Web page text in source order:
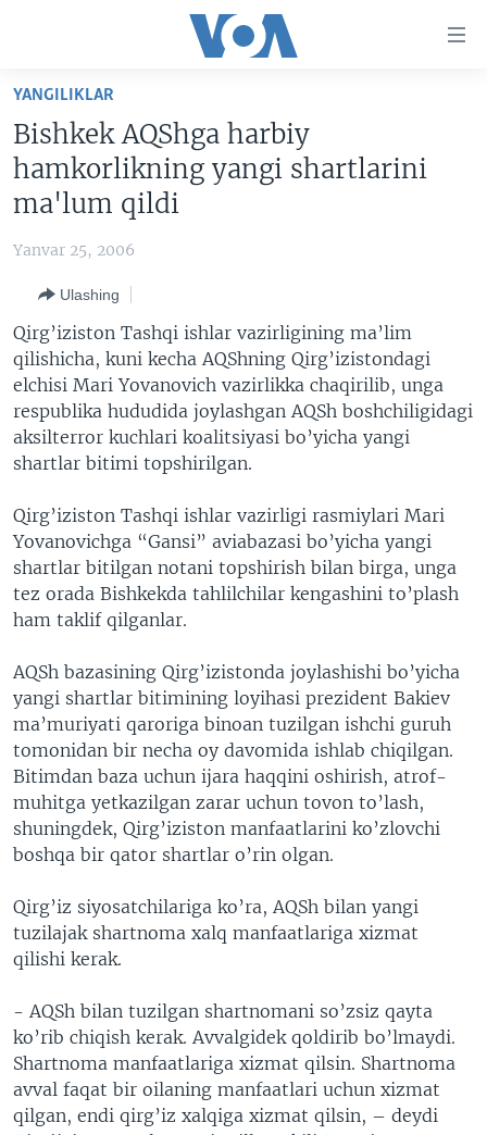
Boshiga
qayting
Qidiruvga
o'ting
AMERIKA
MARKAZIY OSIYO
AMERIKA MANZARALARI
XALQARO HAYOT
VASHINGTON CHOYXONASI
MOBIL-SALOM!
VIDEO
XABARLAR SURATLARDA
IJTIMOIY TARMOQLAR
FACEBOOK
YOUTUBE
INSTAGRAM
ODNOKLASSNIKI
TELEGRAM
TWITTER
SOUNDCLOUD
INGLIZ TILI DARSLARI
EDITORIAL
VOA
YANGILIKLAR
Bishkek AQShga harbiy
hamkorlikning yangi shartlarini
ma'lum qildi
Yanvar 25, 2006
Ulashing
Qirg’iziston Tashqi ishlar vazirligining ma’lim
qilishicha, kuni kecha AQShning Qirg’izistondagi
elchisi Mari Yovanovich vazirlikka chaqirilib, unga
respublika hududida joylashgan AQSh boshchiligidagi
aksilterror kuchlari koalitsiyasi bo’yicha yangi
shartlar bitimi topshirilgan.
Qirg’iziston Tashqi ishlar vazirligi rasmiylari Mari
Yovanovichga “Gansi” aviabazasi bo’yicha yangi
shartlar bitilgan notani topshirish bilan birga, unga
tez orada Bishkekda tahlilchilar kengashini to’plash
ham taklif qilganlar.
AQSh bazasining Qirg’izistonda joylashishi bo’yicha
yangi shartlar bitimining loyihasi prezident Bakiev
ma’muriyati qaroriga binoan tuzilgan ishchi guruh
tomonidan bir necha oy davomida ishlab chiqilgan.
Bitimdan baza uchun ijara haqqini oshirish, atrof-
muhitga yetkazilgan zarar uchun tovon to’lash,
shuningdek, Qirg’iziston manfaatlarini ko’zlovchi
boshqa bir qator shartlar o’rin olgan.
Qirg’iz siyosatchilariga ko’ra, AQSh bilan yangi
tuzilajak shartnoma xalq manfaatlariga xizmat
qilishi kerak.
- AQSh bilan tuzilgan shartnomani so’zsiz qayta
ko’rib chiqish kerak. Avvalgidek qoldirib bo’lmaydi.
Shartnoma manfaatlariga xizmat qilsin. Shartnoma
avval faqat bir oilaning manfaatlari uchun xizmat
qilgan, endi qirg’iz xalqiga xizmat qilsin, – deydi